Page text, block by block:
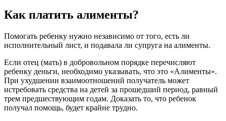
Как платить алименты?
Помогать ребенку нужно независимо от того, есть ли
исполнительный лист, и подавала ли супруга на алименты.
Если отец (мать) в добровольном порядке перечисляют
ребенку деньги, необходимо указывать, что это «Алименты».
При ухудшении взаимоотношений получатель может
истребовать средства на детей за прошедший период, равный
трем предшествующим годам. Доказать то, что ребенок
получал помощь, будет крайне трудно.